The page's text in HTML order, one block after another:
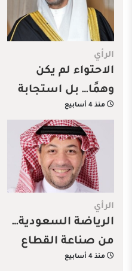
الرأي
الاحتواء لم يكن
وهمًا… بل استجابة
لنمط من التمدد
منذ 4 أسابيع
الرأي
الرياضة السعودية…
من صناعة القطاع
إلى صناعة البطل
منذ 4 أسابيع